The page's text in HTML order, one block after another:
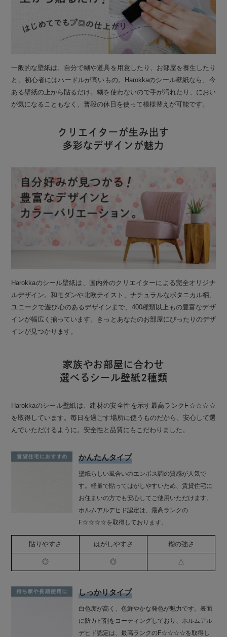
一般的な壁紙は、自分で糊や道具を用意したり、お部屋を養生したり
と、初心者にはハードルが高いもの。Harokkaのシール壁紙なら、今
ある壁紙の上から貼るだけ。糊を使わないので手が汚れたり、におい
が気になることもなく、普段の休日を使って模様替えが可能です。
クリエイターが生み出す
多彩なデザインが魅力
Harokkaのシール壁紙は、国内外のクリエイターによる完全オリジナ
ルデザイン。和モダンや北欧テイスト、ナチュラルなボタニカル柄、
ユニークで遊び心のあるデザインまで、400種類以上もの豊富なデザ
インが幅広く揃っています。きっとあなたのお部屋にぴったりのデザ
インが見つかります。
家族やお部屋に合わせ
選べるシール壁紙2種類
Harokkaのシール壁紙は、建材の安全性を示す最高ランクF☆☆☆☆
を取得しています。毎日を過ごす場所に使うものだから、安心して選
んでいただけるように。安全性と品質にもこだわりました。
かんたんタイプ
壁紙らしい風合いのエンボス調の質感が人気で
す。軽量で貼ってはがしやすいため、賃貸住宅に
お住まいの方でも安心してご使用いただけます。
ホルムアルデヒド認定は、最高ランクの
F☆☆☆☆を取得しております。
貼りやすさ はがしやすさ 糊の強さ
◎ ◎ △
しっかりタイプ
白色度が高く、色鮮やかな発色が魅力です。表面
に防カビ剤をコーティングしており、ホルムアル
デヒド認定は、最高ランクのF☆☆☆☆を取得し